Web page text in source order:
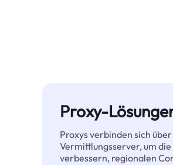
Proxy-
Proxys verbinden sich über
Vermittlungsserver, um
verbessern, regionalen